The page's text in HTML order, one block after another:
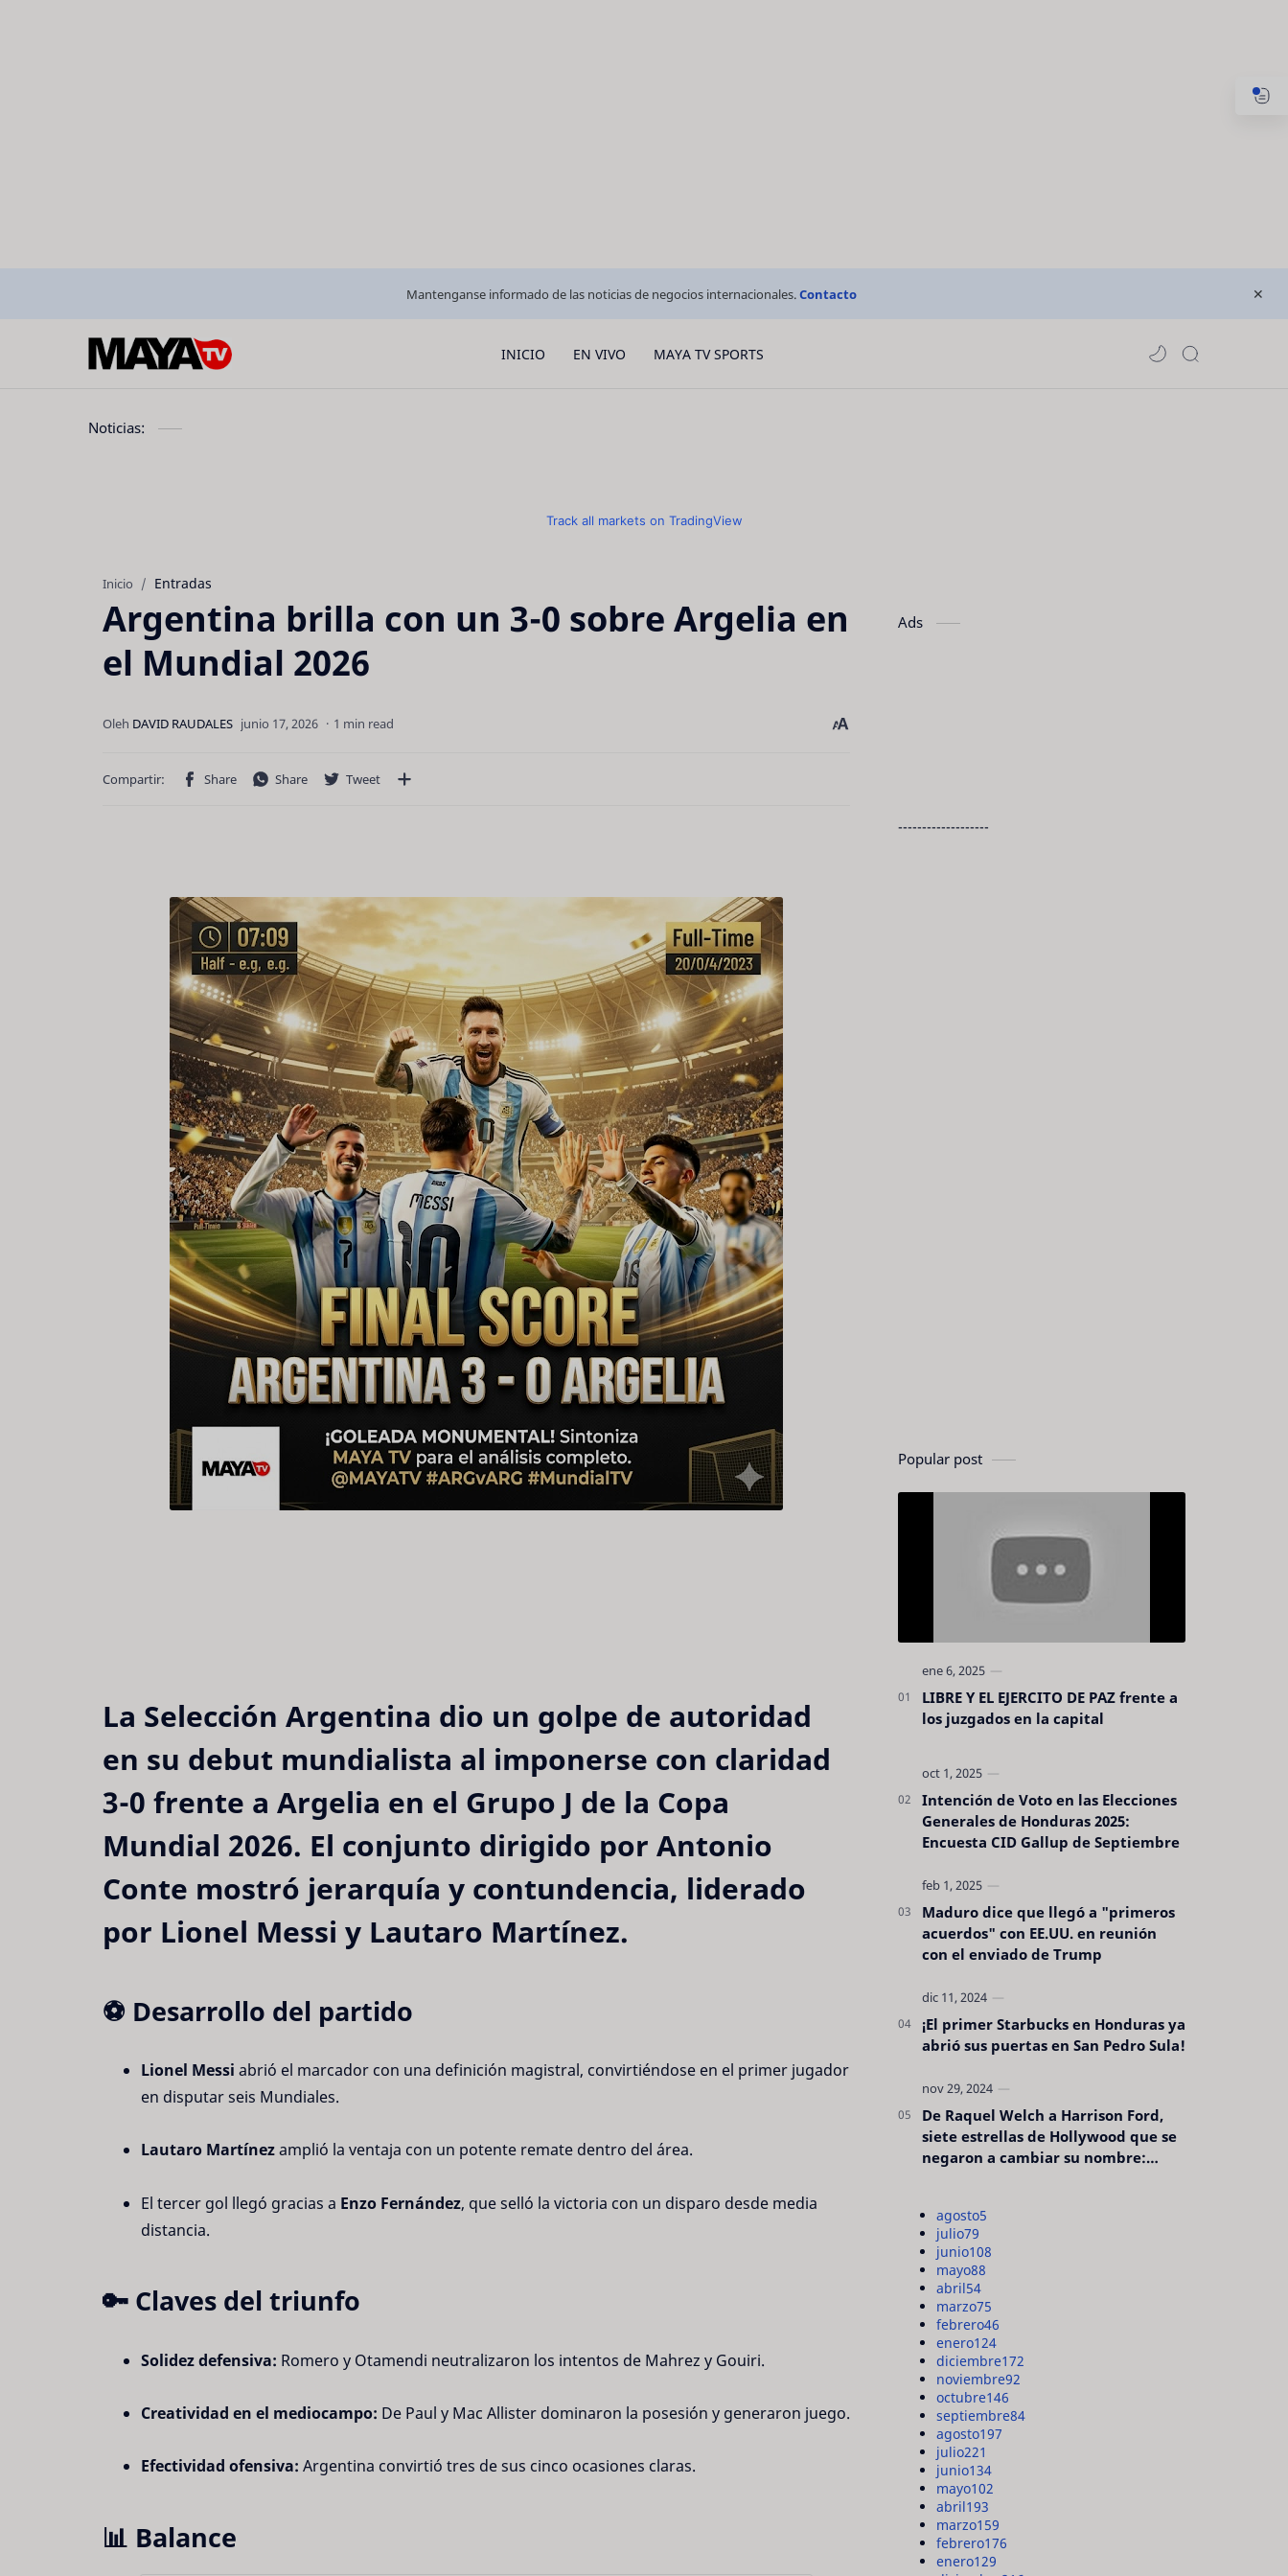
Mantenganse informado de las noticias de negocios internacionales.Contacto
INICIO EN VIVO MAYA TV SPORTS
Noticias:
Track all markets on TradingView
Inicio Entradas
Argentina brilla con un 3-0 sobre Argelia en
el Mundial 2026
1 min read
La Selección Argentina dio un golpe de autoridad
en su debut mundialista al imponerse con claridad
3-0 frente a Argelia en el Grupo J de la Copa
Mundial 2026. El conjunto dirigido por Antonio
Conte mostró jerarquía y contundencia, liderado
por Lionel Messi y Lautaro Martínez.
⚽ Desarrollo del partido
Lionel Messi abrió el marcador con una definición magistral, convirtiéndose en el primer jugador
en disputar seis Mundiales.
Lautaro Martínez amplió la ventaja con un potente remate dentro del área.
El tercer gol llegó gracias a Enzo Fernández, que selló la victoria con un disparo desde media
distancia.
🔑 Claves del triunfo
Solidez defensiva: Romero y Otamendi neutralizaron los intentos de Mahrez y Gouiri.
Creatividad en el mediocampo: De Paul y Mac Allister dominaron la posesión y generaron juego.
Efectividad ofensiva: Argentina convirtió tres de sus cinco ocasiones claras.
📊 Balance
Ads
-------------------
Popular post
LIBRE Y EL EJERCITO DE PAZ frente a
los juzgados en la capital
Intención de Voto en las Elecciones
Generales de Honduras 2025:
Encuesta CID Gallup de Septiembre
Maduro dice que llegó a "primeros
acuerdos" con EE.UU. en reunión
con el enviado de Trump
¡El primer Starbucks en Honduras ya
abrió sus puertas en San Pedro Sula!
De Raquel Welch a Harrison Ford,
siete estrellas de Hollywood que se
negaron a cambiar su nombre:
agosto5
julio79
junio108
mayo88
abril54
marzo75
febrero46
enero124
diciembre172
noviembre92
octubre146
septiembre84
agosto197
julio221
junio134
mayo102
abril193
marzo159
febrero176
enero129